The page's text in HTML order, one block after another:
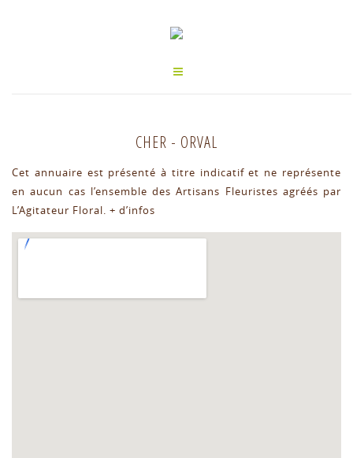
CHER - ORVAL
Cet annuaire est présenté à titre indicatif et ne représente
en aucun cas l’ensemble des Artisans Fleuristes agréés par
L’Agitateur Floral. + d’infos